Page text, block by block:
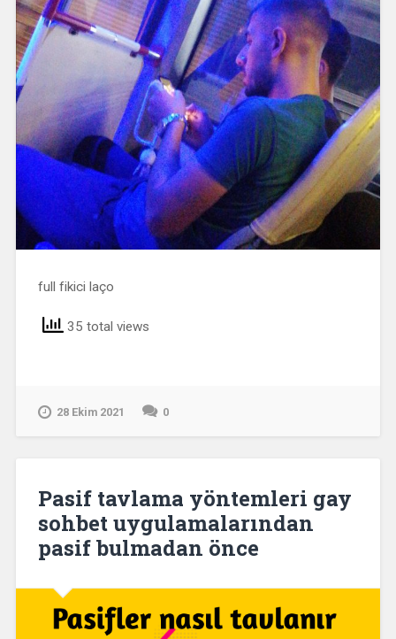
full fikici laço
35 total views
28 Ekim 2021 0
Pasif tavlama yöntemleri gay
sohbet uygulamalarından
pasif bulmadan önce